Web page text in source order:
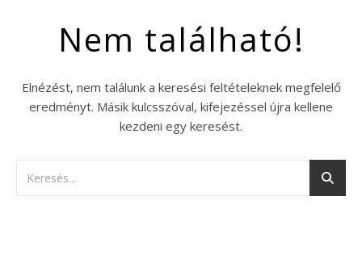
Nem található!
Elnézést, nem találunk a keresési feltételeknek megfelelő
eredményt. Másik kulcsszóval, kifejezéssel újra kellene
kezdeni egy keresést.